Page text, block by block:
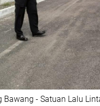
Bawang - Satuan Lalu